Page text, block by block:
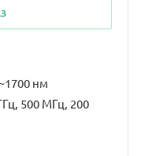
нм
500 МГц, 200